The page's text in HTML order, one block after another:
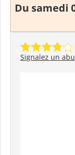
Du samedi
Signalez un